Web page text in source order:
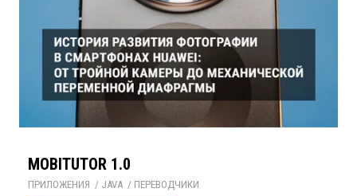
MOBITUTOR 1.0
ПРИЛОЖЕНИЯ / JAVA / ПЕРЕВОДЧИКИ